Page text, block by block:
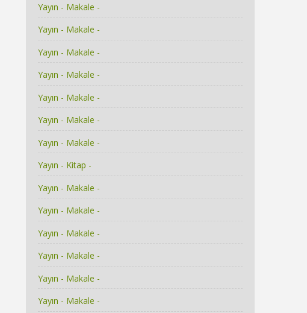
Yayın - Makale -
Yayın - Makale -
Yayın - Makale -
Yayın - Makale -
Yayın - Makale -
Yayın - Makale -
Yayın - Makale -
Yayın - Kitap -
Yayın - Makale -
Yayın - Makale -
Yayın - Makale -
Yayın - Makale -
Yayın - Makale -
Yayın - Makale -